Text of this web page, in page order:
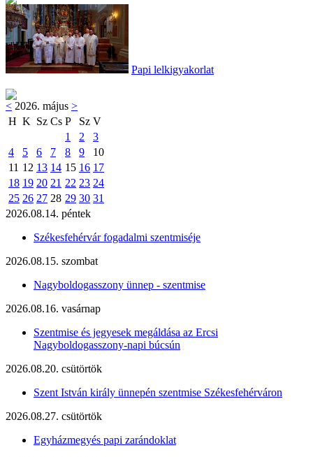
Papi lelkigyakorlat
< 2026. május >
H K Sz Cs P Sz V
1
2
3
4
5 6 7 8 9
10
11 12 13 14 15 16 17
18 19 20 21 22 23 24
25 26 27 28 29 30 31
2026.08.14. péntek
Székesfehérvár fogadalmi szentmiséje
2026.08.15. szombat
Nagyboldogasszony ünnep - szentmise
2026.08.16. vasárnap
Szentmise és jegyesek megáldása az Ercsi
Nagyboldogasszony-napi búcsún
2026.08.20. csütörtök
Szent István király ünnepén szentmise Székesfehérváron
2026.08.27. csütörtök
Egyházmegyés papi zarándoklat